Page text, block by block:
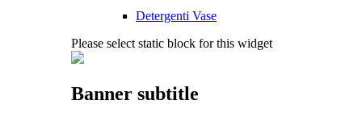
Detergenti Vase
Please select static block for this widget
Banner subtitle